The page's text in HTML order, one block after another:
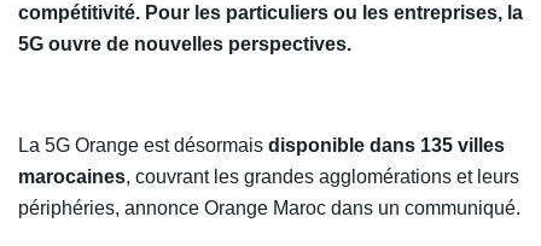
compétitivité. Pour les particuliers ou les entreprises, la
5G ouvre de nouvelles perspectives.
La 5G Orange est désormais disponible dans 135 villes
marocaines, couvrant les grandes agglomérations et leurs
périphéries, annonce Orange Maroc dans un communiqué.